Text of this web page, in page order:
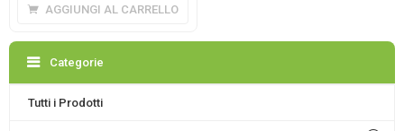
AGGIUNGI AL CARRELLO
Categorie
Tutti i Prodotti